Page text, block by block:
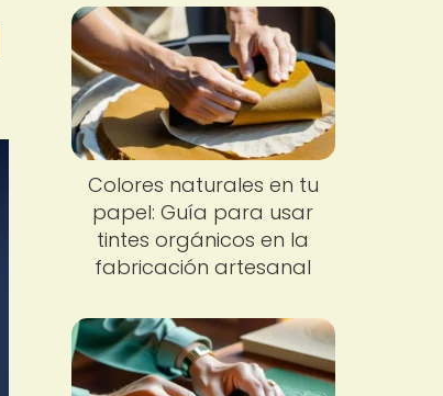
Colores naturales en tu
papel: Guía para usar
tintes orgánicos en la
fabricación artesanal